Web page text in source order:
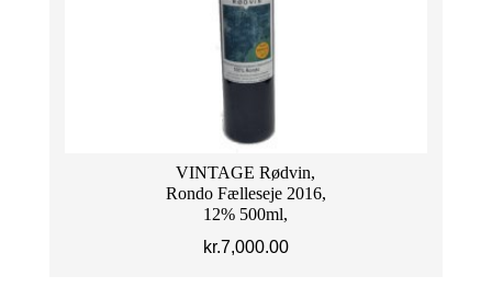
VINTAGE Rødvin,
Rondo Fælleseje 2016,
12% 500ml,
kr.7,000.00